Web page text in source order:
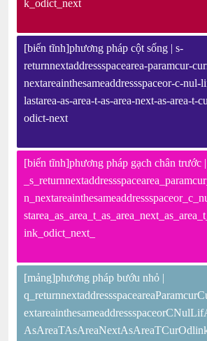
k_odict_next
[biến tĩnh]phương pháp cột sống | s-
returnnextaddressspacearea-paramcur-
nextareainthesameaddressspaceor-c-nul-
lastarea-as-area-t-as-area-next-as-area-
odict-next
[biến tĩnh]phương pháp gạch chân trước |
ink_odict_next_
[mảng]phương pháp bướu nhỏ |